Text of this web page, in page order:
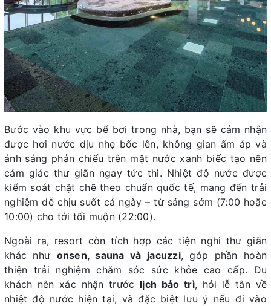
Bước vào khu vực bể bơi trong nhà, bạn sẽ cảm nhận
được hơi nước dịu nhẹ bốc lên, không gian ấm áp và
ánh sáng phản chiếu trên mặt nước xanh biếc tạo nên
cảm giác thư giãn ngay tức thì. Nhiệt độ nước được
kiểm soát chặt chẽ theo chuẩn quốc tế, mang đến trải
nghiệm dễ chịu suốt cả ngày – từ sáng sớm (7:00 hoặc
10:00) cho tới tối muộn (22:00).
Ngoài ra, resort còn tích hợp các tiện nghi thư giãn
khác như onsen, sauna và jacuzzi, góp phần hoàn
thiện trải nghiệm chăm sóc sức khỏe cao cấp. Du
khách nên xác nhận trước lịch bảo trì, hỏi lễ tân về
nhiệt độ nước hiện tại, và đặc biệt lưu ý nếu đi vào